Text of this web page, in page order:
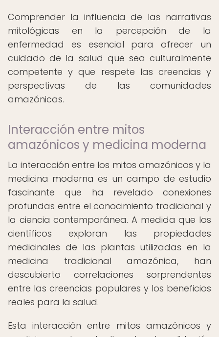
Comprender la influencia de las narrativas
mitológicas en la percepción de la
enfermedad es esencial para ofrecer un
cuidado de la salud que sea culturalmente
competente y que respete las creencias y
perspectivas de las comunidades
amazónicas.
Interacción entre mitos
amazónicos y medicina moderna
La interacción entre los mitos amazónicos y la
medicina moderna es un campo de estudio
fascinante que ha revelado conexiones
profundas entre el conocimiento tradicional y
la ciencia contemporánea. A medida que los
científicos exploran las propiedades
medicinales de las plantas utilizadas en la
medicina tradicional amazónica, han
descubierto correlaciones sorprendentes
entre las creencias populares y los beneficios
reales para la salud.
Esta interacción entre mitos amazónicos y